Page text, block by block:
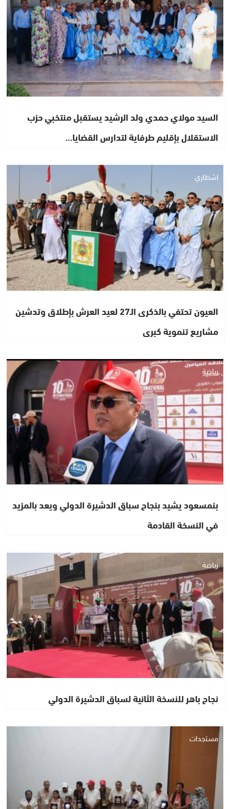
السيد مولاي حمدي ولد الرشيد يستقبل منتخبي حزب
الاستقلال بإقليم طرفاية لتدارس القضايا…
اشطاري
العيون تحتفي بالذكرى الـ27 لعيد العرش بإطلاق وتدشين
مشاريع تنموية كبرى
رياضة
بنمسعود يشيد بنجاح سباق الدشيرة الدولي ويعد بالمزيد
في النسخة القادمة
رياضة
نجاح باهر للنسخة الثانية لسباق الدشيرة الدولي
مستجدات